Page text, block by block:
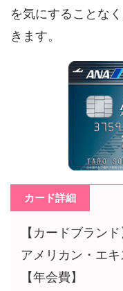
を気にすることな
きます。
カード詳細
【カードブランド
アメリカン・エキ
【年会費】